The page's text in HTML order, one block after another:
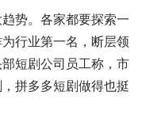
势。各家都要探索一
行业第一名，断层领
短剧公司员工称，市
拼多多短剧做得也挺